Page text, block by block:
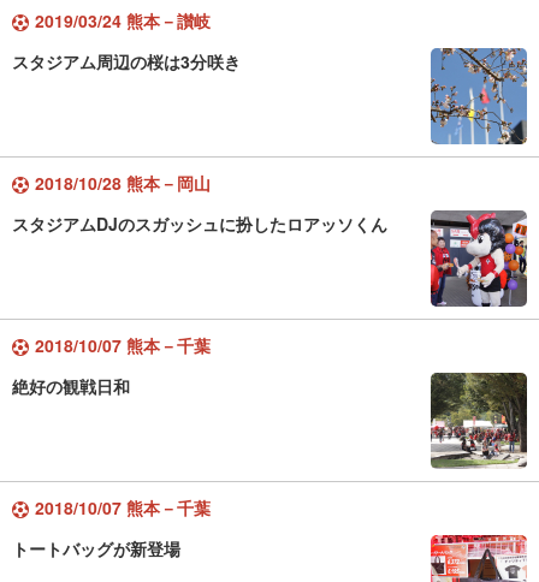
2019/03/24 熊本－讃岐
スタジアム周辺の桜は3分咲き
2018/10/28 熊本－岡山
スタジアムDJのスガッシュに扮したロアッソくん
2018/10/07 熊本－千葉
絶好の観戦日和
2018/10/07 熊本－千葉
トートバッグが新登場